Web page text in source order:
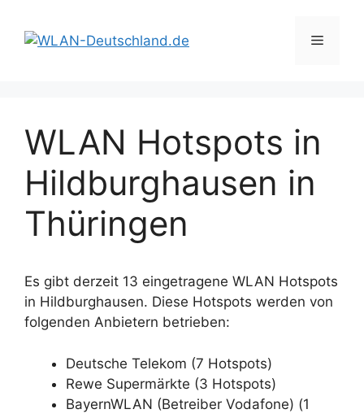
Inhalt
springen
Menü
WLAN Hotspots in
Hildburghausen in
Thüringen
Es gibt derzeit 13 eingetragene WLAN Hotspots
in Hildburghausen. Diese Hotspots werden von
folgenden Anbietern betrieben:
Deutsche Telekom (7 Hotspots)
Rewe Supermärkte (3 Hotspots)
BayernWLAN (Betreiber Vodafone) (1